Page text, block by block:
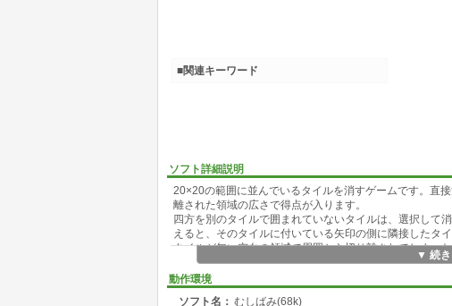
ソフト詳細説明
20×20の範囲に並んでいるタイルを消すゲームです。直
離された領域の広さで得点が入ります。
四方を別のタイルで囲まれていないタイルは、選択して
えると、そのタイルに付いている矢印の側に隣接したタ
タイルが無い空白の領域で周囲から切り離されてしまっ
枚数の2乗が得点になります。
タイルを選択して消す事のできる回数は最初20回です。
残り回数が増えます。ゲーム終了時に余った残り回数は
▼ 続
動作環境
ソフト名： むしばみ(68k)
■関連キーワード